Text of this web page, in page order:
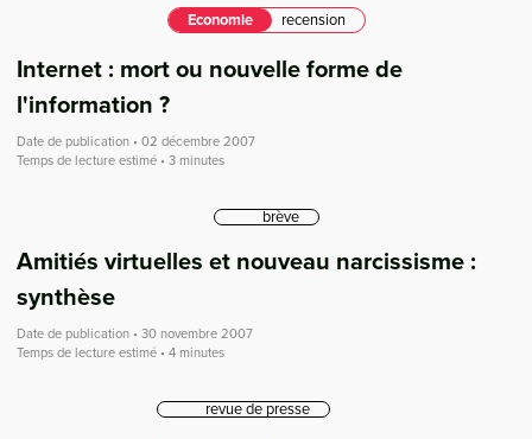
Economie recension
Internet : mort ou nouvelle forme de
l'information ?
Date de publication • 02 décembre 2007
Temps de lecture estimé • 3 minutes
brève
Amitiés virtuelles et nouveau narcissisme :
synthèse
Date de publication • 30 novembre 2007
Temps de lecture estimé • 4 minutes
revue de presse